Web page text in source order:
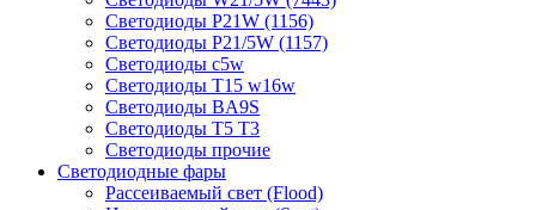
Светодиоды P21W (1156)
Светодиоды P21/5W (1157)
Светодиоды c5w
Светодиоды T15 w16w
Светодиоды BA9S
Светодиоды T5 T3
Светодиоды прочие
Светодиодные фары
Рассеиваемый свет (Flood)